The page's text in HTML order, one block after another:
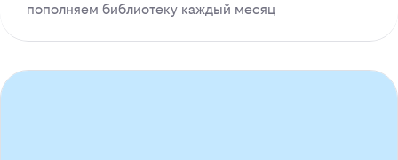
пополняем библиотеку каждый месяц